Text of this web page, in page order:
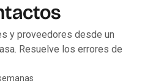
y proveedores desde un
Resuelve los errores de